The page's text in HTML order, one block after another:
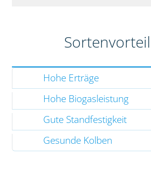
Hohe Erträge
Hohe Biogasleistung
Gute Standfestigkeit
Gesunde Kolben